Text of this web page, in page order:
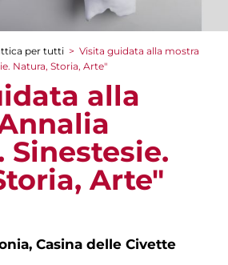
per tutti > Visita guidata alla mostra
Natura, Storia, Arte"
alla
Sinestesie.
Arte"
Casina delle Civette